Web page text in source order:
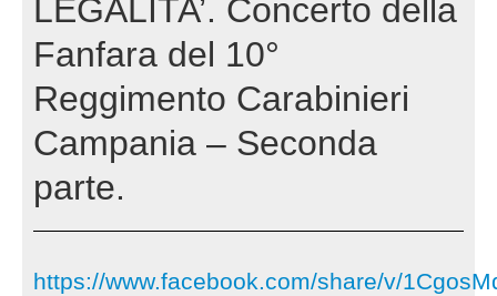
LEGALITA’. Concerto della
Fanfara del 10°
Reggimento Carabinieri
Campania – Seconda
parte.
https://www.facebook.com/share/v/